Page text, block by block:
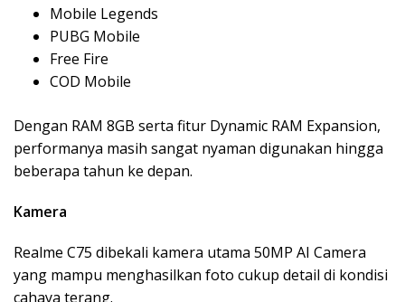
Mobile Legends
PUBG Mobile
Free Fire
COD Mobile
Dengan RAM 8GB serta fitur Dynamic RAM Expansion,
performanya masih sangat nyaman digunakan hingga
beberapa tahun ke depan.
Kamera
Realme C75 dibekali kamera utama 50MP AI Camera
yang mampu menghasilkan foto cukup detail di kondisi
cahaya terang.